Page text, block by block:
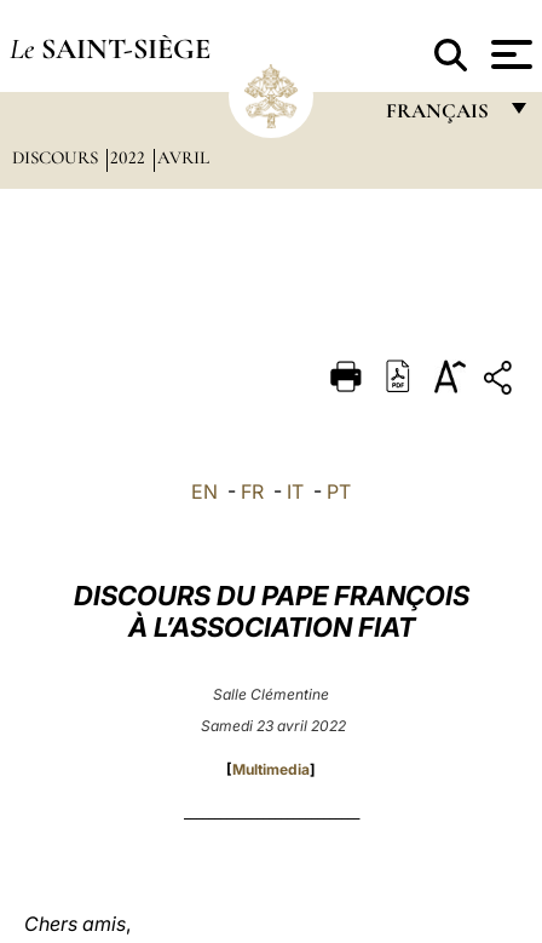
Le SAINT-SIÈGE
FRANÇAIS
DEUTSCH
LATINE
DISCOURS 2022 AVRIL
EN - FR - IT - PT
DISCOURS DU PAPE FRANÇOIS
À L’ASSOCIATION FIAT
Salle Clémentine
Samedi 23 avril 2022
[Multimedia]
Chers amis,